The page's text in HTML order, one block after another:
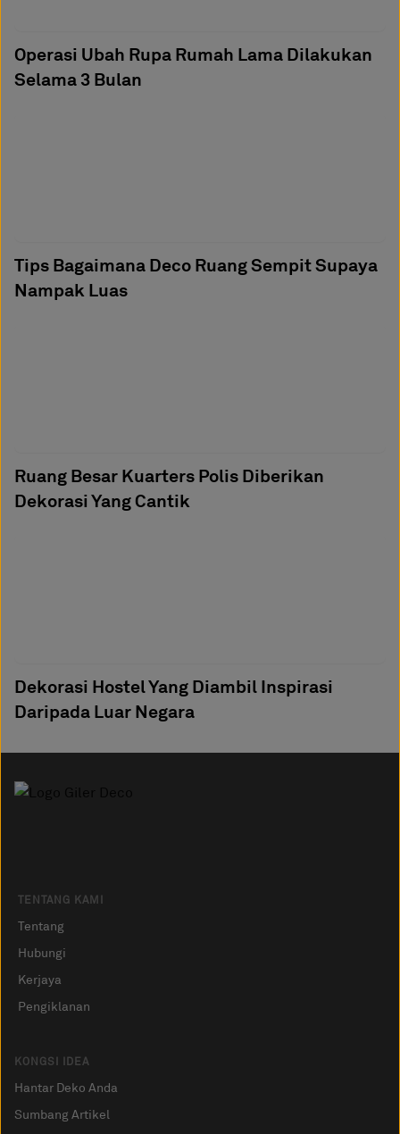
Operasi Ubah Rupa Rumah Lama Dilakukan
Selama 3 Bulan
Tips Bagaimana Deco Ruang Sempit Supaya
Nampak Luas
Ruang Besar Kuarters Polis Diberikan
Dekorasi Yang Cantik
Dekorasi Hostel Yang Diambil Inspirasi
Daripada Luar Negara
TENTANG KAMI
Tentang
Hubungi
Kerjaya
Pengiklanan
KONGSI IDEA
Hantar Deko Anda
Sumbang Artikel